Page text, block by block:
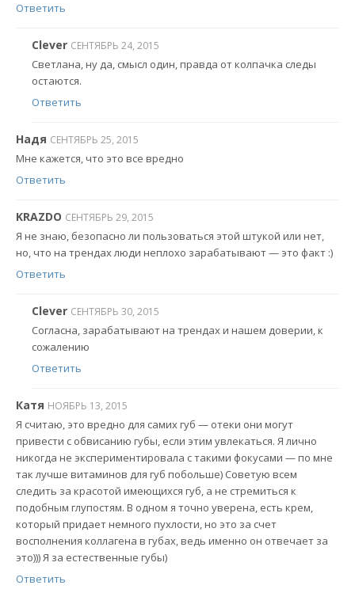
Ответить
Clever СЕНТЯБРЬ 24, 2015
Светлана, ну да, смысл один, правда от колпачка следы
остаются.
Ответить
Надя СЕНТЯБРЬ 25, 2015
Мне кажется, что это все вредно
Ответить
KRAZDO СЕНТЯБРЬ 29, 2015
Я не знаю, безопасно ли пользоваться этой штукой или нет,
но, что на трендах люди неплохо зарабатывают — это факт :)
Ответить
Clever СЕНТЯБРЬ 30, 2015
Согласна, зарабатывают на трендах и нашем доверии, к
сожалению
Ответить
Катя НОЯБРЬ 13, 2015
Я считаю, это вредно для самих губ — отеки они могут
привести с обвисанию губы, если этим увлекаться. Я лично
никогда не экспериментировала с такими фокусами — по мне
так лучше витаминов для губ побольше) Советую всем
следить за красотой имеющихся губ, а не стремиться к
подобным глупостям. В одном я точно уверена, есть крем,
который придает немного пухлости, но это за счет
восполнения коллагена в губах, ведь именно он отвечает за
это))) Я за естественные губы)
Ответить